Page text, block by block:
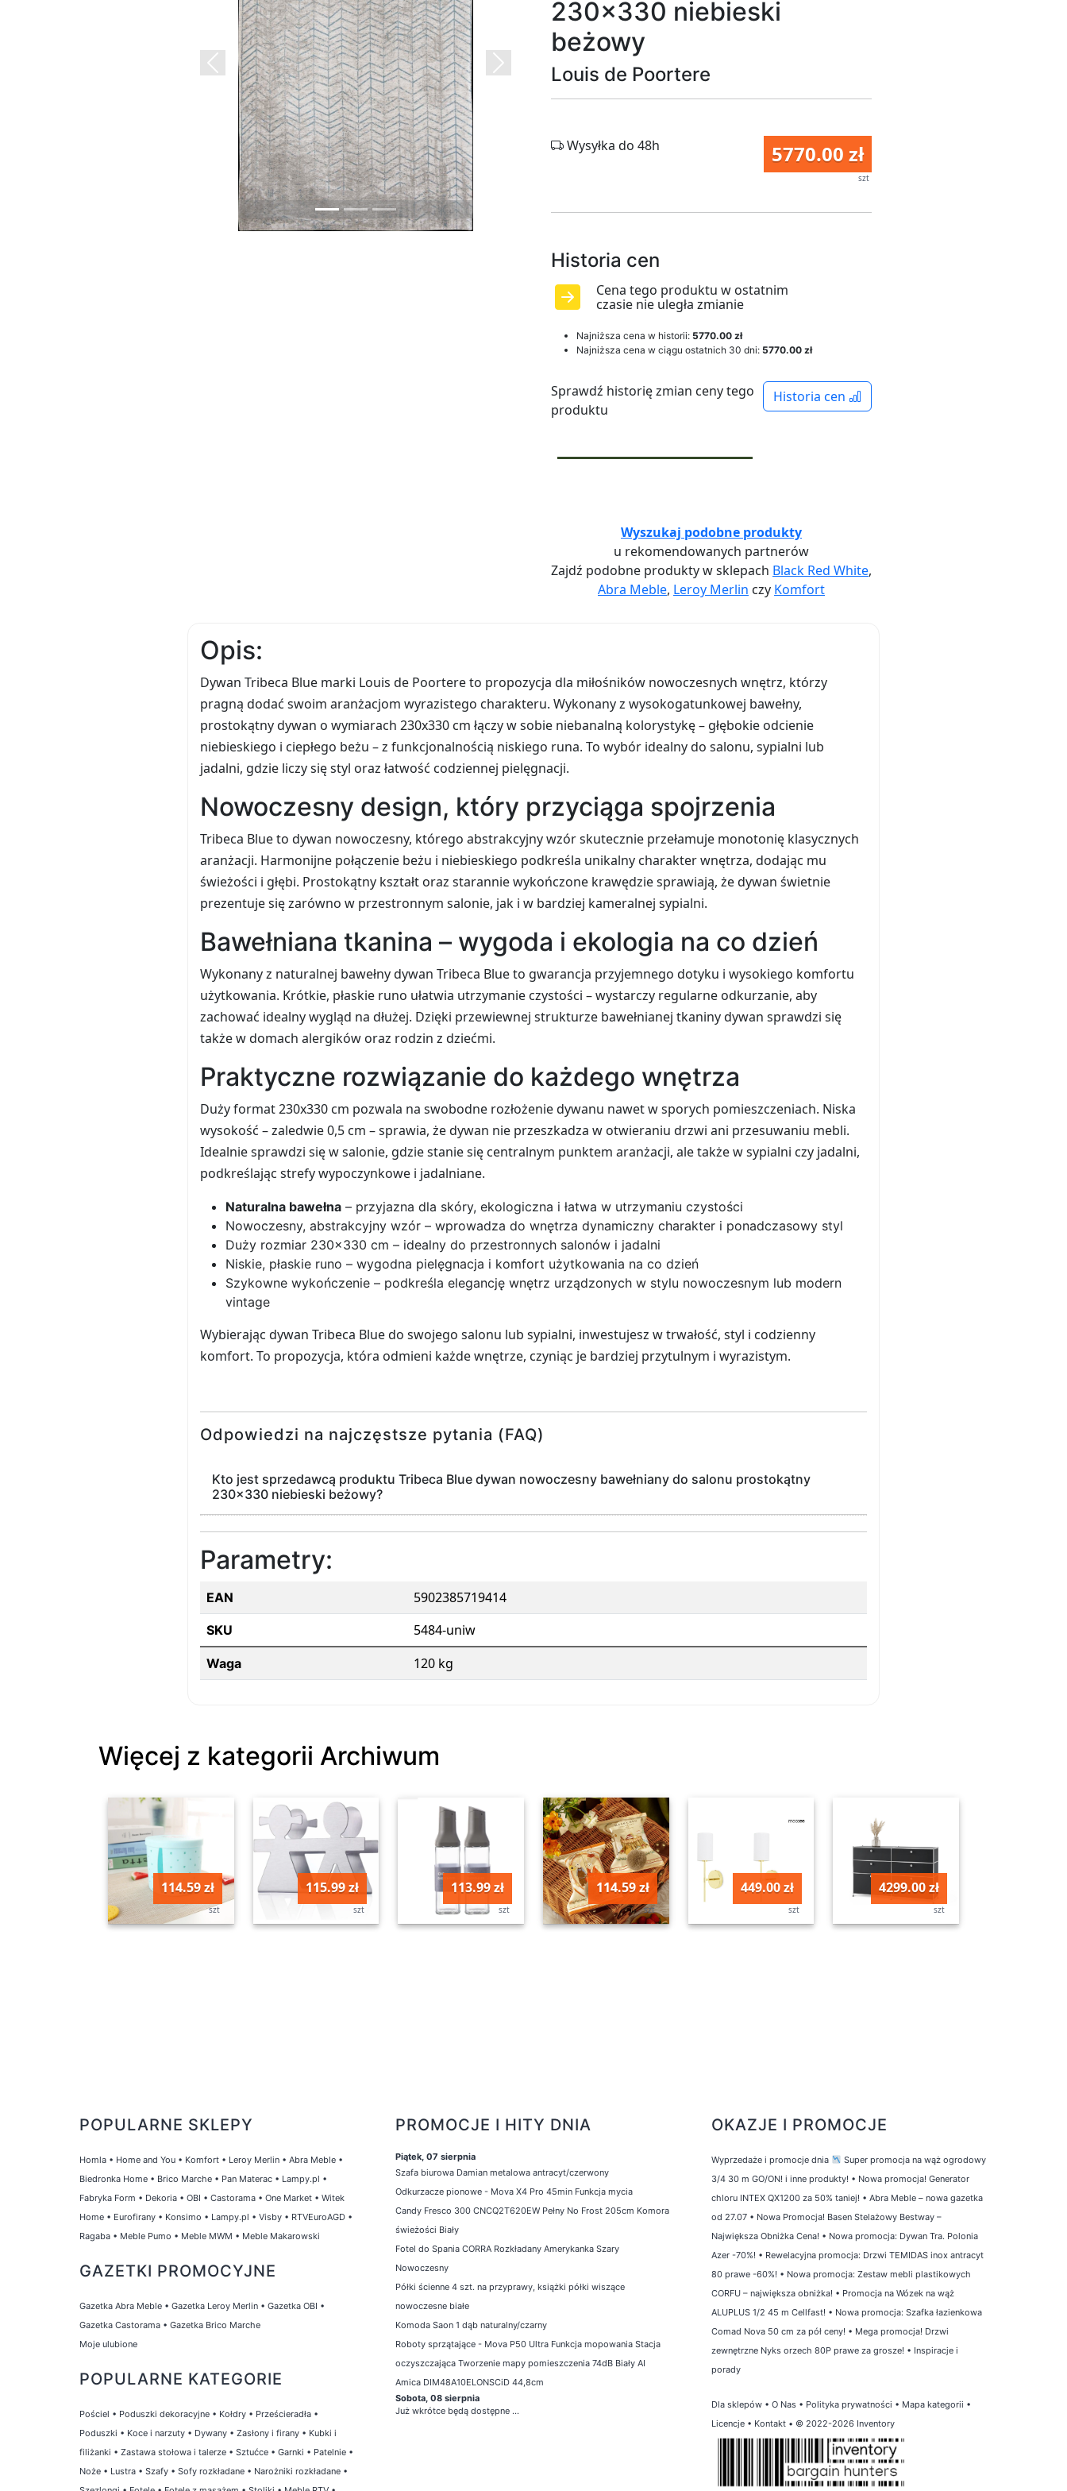
Previous Next
230x330 niebieski
beżowy
Louis de Poortere
5770.00 zł
szt
Wysyłka do 48h
Historia cen
Cena tego produktu w ostatnim
czasie nie uległa zmianie
Najniższa cena w historii: 5770.00 zł
Najniższa cena w ciągu ostatnich 30 dni: 5770.00 zł
Historia cen
Sprawdź historię zmian ceny tego
produktu
Wyszukaj podobne produkty
u rekomendowanych partnerów
Zajdź podobne produkty w sklepach Black Red White,
Abra Meble, Leroy Merlin czy Komfort
Opis:
Dywan Tribeca Blue marki Louis de Poortere to propozycja dla miłośników nowoczesnych wnętrz, którzy
pragną dodać swoim aranżacjom wyrazistego charakteru. Wykonany z wysokogatunkowej bawełny,
prostokątny dywan o wymiarach 230x330 cm łączy w sobie niebanalną kolorystykę – głębokie odcienie
niebieskiego i ciepłego beżu – z funkcjonalnością niskiego runa. To wybór idealny do salonu, sypialni lub
jadalni, gdzie liczy się styl oraz łatwość codziennej pielęgnacji.
Nowoczesny design, który przyciąga spojrzenia
Tribeca Blue to dywan nowoczesny, którego abstrakcyjny wzór skutecznie przełamuje monotonię klasycznych
aranżacji. Harmonijne połączenie beżu i niebieskiego podkreśla unikalny charakter wnętrza, dodając mu
świeżości i głębi. Prostokątny kształt oraz starannie wykończone krawędzie sprawiają, że dywan świetnie
prezentuje się zarówno w przestronnym salonie, jak i w bardziej kameralnej sypialni.
Bawełniana tkanina – wygoda i ekologia na co dzień
Wykonany z naturalnej bawełny dywan Tribeca Blue to gwarancja przyjemnego dotyku i wysokiego komfortu
użytkowania. Krótkie, płaskie runo ułatwia utrzymanie czystości – wystarczy regularne odkurzanie, aby
zachować idealny wygląd na dłużej. Dzięki przewiewnej strukturze bawełnianej tkaniny dywan sprawdzi się
także w domach alergików oraz rodzin z dziećmi.
Praktyczne rozwiązanie do każdego wnętrza
Duży format 230x330 cm pozwala na swobodne rozłożenie dywanu nawet w sporych pomieszczeniach. Niska
wysokość – zaledwie 0,5 cm – sprawia, że dywan nie przeszkadza w otwieraniu drzwi ani przesuwaniu mebli.
Idealnie sprawdzi się w salonie, gdzie stanie się centralnym punktem aranżacji, ale także w sypialni czy jadalni,
podkreślając strefy wypoczynkowe i jadalniane.
Naturalna bawełna – przyjazna dla skóry, ekologiczna i łatwa w utrzymaniu czystości
Nowoczesny, abstrakcyjny wzór – wprowadza do wnętrza dynamiczny charakter i ponadczasowy styl
Duży rozmiar 230x330 cm – idealny do przestronnych salonów i jadalni
Niskie, płaskie runo – wygodna pielęgnacja i komfort użytkowania na co dzień
Szykowne wykończenie – podkreśla elegancję wnętrz urządzonych w stylu nowoczesnym lub modern
vintage
Wybierając dywan Tribeca Blue do swojego salonu lub sypialni, inwestujesz w trwałość, styl i codzienny
komfort. To propozycja, która odmieni każde wnętrze, czyniąc je bardziej przytulnym i wyrazistym.
Odpowiedzi na najczęstsze pytania (FAQ)
Kto jest sprzedawcą produktu Tribeca Blue dywan nowoczesny bawełniany do salonu prostokątny
230x330 niebieski beżowy?
Parametry:
EAN 5902385719414
SKU 5484-uniw
Waga 120 kg
Więcej z kategorii Archiwum
114.59 zł
szt
115.99 zł
szt
113.99 zł
szt
114.59 zł
szt
449.00 zł
szt
4299.00 zł
szt
POPULARNE SKLEPY
Homla • Home and You • Komfort • Leroy Merlin • Abra Meble •
Biedronka Home • Brico Marche • Pan Materac • Lampy.pl •
Fabryka Form • Dekoria • OBI • Castorama • One Market • Witek
Home • Eurofirany • Konsimo • Lampy.pl • Visby • RTVEuroAGD •
Ragaba • Meble Pumo • Meble MWM • Meble Makarowski
GAZETKI PROMOCYJNE
Gazetka Abra Meble • Gazetka Leroy Merlin • Gazetka OBI •
Gazetka Castorama • Gazetka Brico Marche
Moje ulubione
POPULARNE KATEGORIE
Pościel • Poduszki dekoracyjne • Kołdry • Prześcieradła •
Poduszki • Koce i narzuty • Dywany • Zasłony i firany • Kubki i
filiżanki • Zastawa stołowa i talerze • Sztućce • Garnki • Patelnie •
Noże • Lustra • Szafy • Sofy rozkładane • Narożniki rozkładane •
PROMOCJE I HITY DNIA
Piątek, 07 sierpnia
Szafa biurowa Damian metalowa antracyt/czerwony
Odkurzacze pionowe - Mova X4 Pro 45min Funkcja mycia
Candy Fresco 300 CNCQ2T620EW Pełny No Frost 205cm Komora
świeżości Biały
Fotel do Spania CORRA Rozkładany Amerykanka Szary
Nowoczesny
Półki ścienne 4 szt. na przyprawy, książki półki wiszące
nowoczesne białe
Komoda Saon 1 dąb naturalny/czarny
Roboty sprzątające - Mova P50 Ultra Funkcja mopowania Stacja
oczyszczająca Tworzenie mapy pomieszczenia 74dB Biały AI
Amica DIM48A10ELONSCiD 44,8cm
Sobota, 08 sierpnia
Już wkrótce będą dostępne ...
OKAZJE I PROMOCJE
Wyprzedaże i promocje dnia
Super promocja na wąż ogrodowy
3/4 30 m GO/ON! i inne produkty! • Nowa promocja! Generator
chloru INTEX QX1200 za 50% taniej! • Abra Meble – nowa gazetka
od 27.07 • Nowa Promocja! Basen Stelażowy Bestway –
Największa Obniżka Cena! • Nowa promocja: Dywan Tra. Polonia
Azer -70%! • Rewelacyjna promocja: Drzwi TEMIDAS inox antracyt
80 prawe -60%! • Nowa promocja: Zestaw mebli plastikowych
CORFU – największa obniżka! • Promocja na Wózek na wąż
ALUPLUS 1/2 45 m Cellfast! • Nowa promocja: Szafka łazienkowa
Comad Nova 50 cm za pół ceny! • Mega promocja! Drzwi
zewnętrzne Nyks orzech 80P prawe za grosze! • Inspiracje i
porady
Dla sklepów • O Nas • Polityka prywatności • Mapa kategorii •
Licencje • Kontakt • © 2022-2026 Inventory